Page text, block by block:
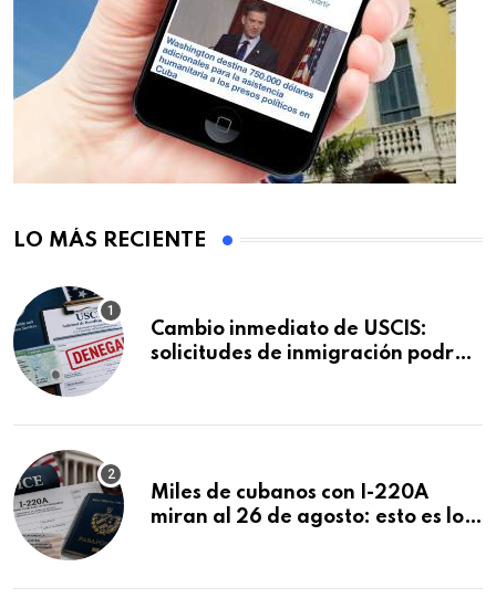
LO MÁS RECIENTE
Cambio inmediato de USCIS:
solicitudes de inmigración podrán
Miles de cubanos con I-220A
miran al 26 de agosto: esto es lo